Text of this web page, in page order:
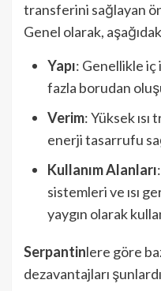
transferini sağlayan
Genel olarak,
Yapı: Genellikle iç
fazla borudan
Verim: Yüksek
enerji tasarrufu
Kullanım Alanları
sistemleri ve ısı
yaygın olarak
Serpantinlere göre
dezavantajları